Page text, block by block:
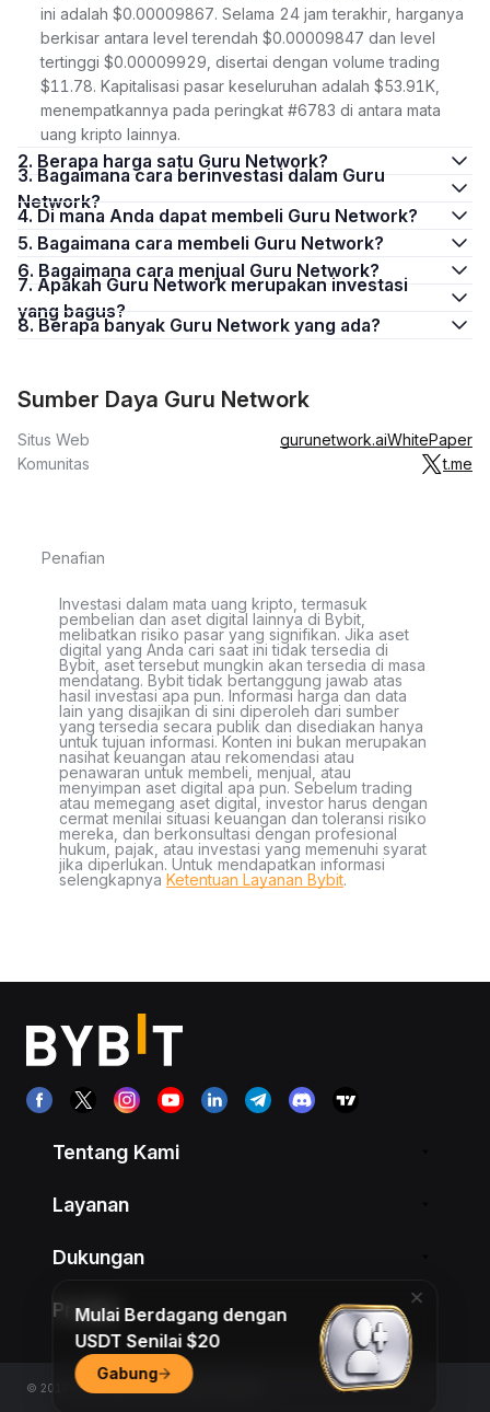
ini adalah $0.00009867. Selama 24 jam terakhir, harganya
berkisar antara level terendah $0.00009847 dan level
tertinggi $0.00009929, disertai dengan volume trading
$11.78. Kapitalisasi pasar keseluruhan adalah $53.91K,
menempatkannya pada peringkat #6783 di antara mata
uang kripto lainnya.
2. Berapa harga satu Guru Network?
3. Bagaimana cara berinvestasi dalam Guru
Network?
4. Di mana Anda dapat membeli Guru Network?
5. Bagaimana cara membeli Guru Network?
6. Bagaimana cara menjual Guru Network?
7. Apakah Guru Network merupakan investasi
yang bagus?
8. Berapa banyak Guru Network yang ada?
Sumber Daya Guru Network
Situs Web gurunetwork.aiWhitePaper
Komunitas
t.me
Penafian
Investasi dalam mata uang kripto, termasuk
pembelian dan aset digital lainnya di Bybit,
melibatkan risiko pasar yang signifikan. Jika aset
digital yang Anda cari saat ini tidak tersedia di
Bybit, aset tersebut mungkin akan tersedia di masa
mendatang. Bybit tidak bertanggung jawab atas
hasil investasi apa pun. Informasi harga dan data
lain yang disajikan di sini diperoleh dari sumber
yang tersedia secara publik dan disediakan hanya
untuk tujuan informasi. Konten ini bukan merupakan
nasihat keuangan atau rekomendasi atau
penawaran untuk membeli, menjual, atau
menyimpan aset digital apa pun. Sebelum trading
atau memegang aset digital, investor harus dengan
cermat menilai situasi keuangan dan toleransi risiko
mereka, dan berkonsultasi dengan profesional
hukum, pajak, atau investasi yang memenuhi syarat
jika diperlukan. Untuk mendapatkan informasi
selengkapnya Ketentuan Layanan Bybit.
Tentang Kami
Layanan
Dukungan
Produk
© 2018-2026 Bybit.com. All rights reserved.
Mulai Berdagang dengan
USDT Senilai $20
Gabung